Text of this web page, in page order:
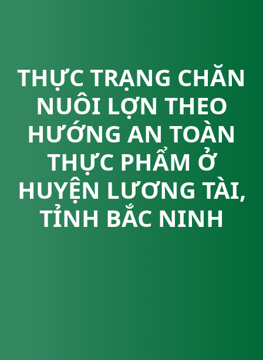
THỰC TRẠNG CHĂN
NUÔI LỢN THEO
HƯỚNG AN TOÀN
THỰC PHẨM Ở
HUYỆN LƯƠNG TÀI,
TỈNH BẮC NINH